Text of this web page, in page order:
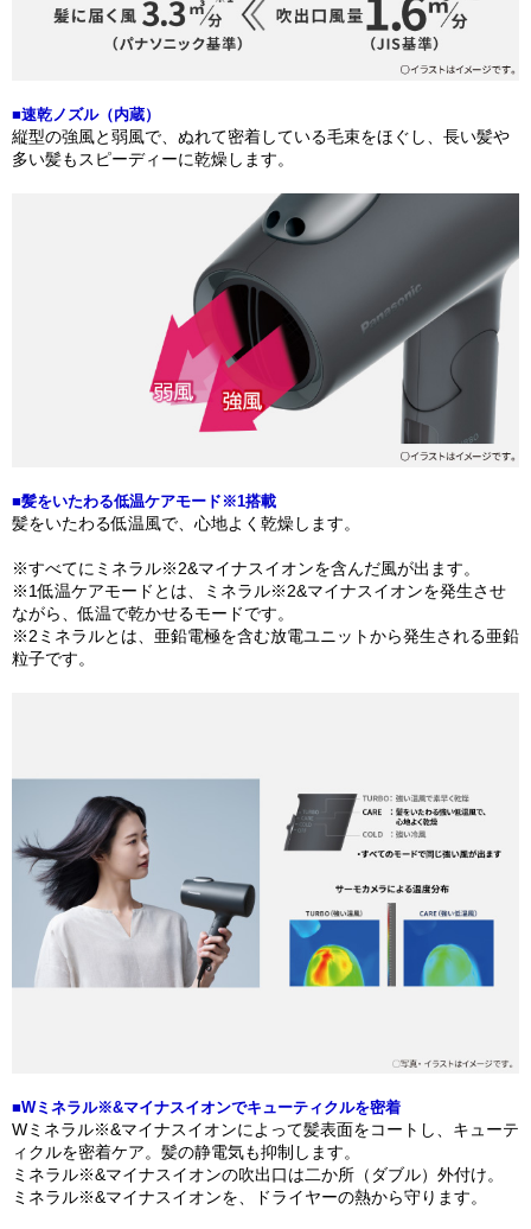
■速乾ノズル（内蔵）
縦型の強風と弱風で、ぬれて密着している毛束をほぐし、長い髪や
多い髪もスピーディーに乾燥します。
■髪をいたわる低温ケアモード※1搭載
髪をいたわる低温風で、心地よく乾燥します。
※すべてにミネラル※2&マイナスイオンを含んだ風が出ます。
※1低温ケアモードとは、ミネラル※2&マイナスイオンを発生させ
ながら、低温で乾かせるモードです。
※2ミネラルとは、亜鉛電極を含む放電ユニットから発生される亜鉛
粒子です。
■Wミネラル※&マイナスイオンでキューティクルを密着
Wミネラル※&マイナスイオンによって髪表面をコートし、キューテ
ィクルを密着ケア。髪の静電気も抑制します。
ミネラル※&マイナスイオンの吹出口は二か所（ダブル）外付け。
ミネラル※&マイナスイオンを、ドライヤーの熱から守ります。